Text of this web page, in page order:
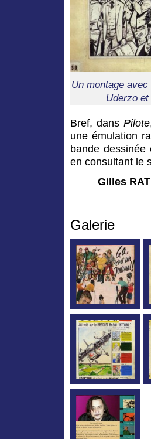
Un montage
Uderzo
Bref, dans Pilote
une émulation
bande dessinée
en consultant le
Gilles
Galerie